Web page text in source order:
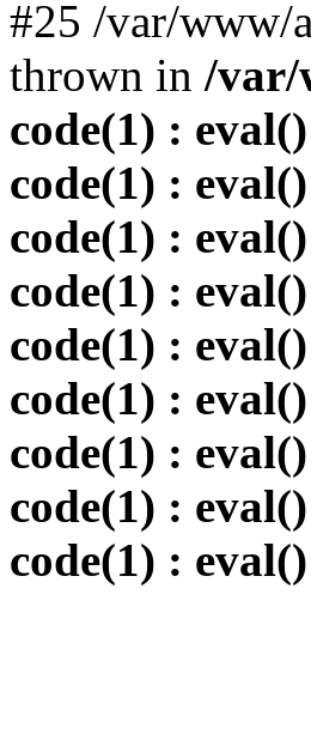
#25 /var/www/
thrown in /var/
code(1) :
code(1) :
code(1) :
code(1) :
code(1) :
code(1) :
code(1) :
code(1) :
code(1) :